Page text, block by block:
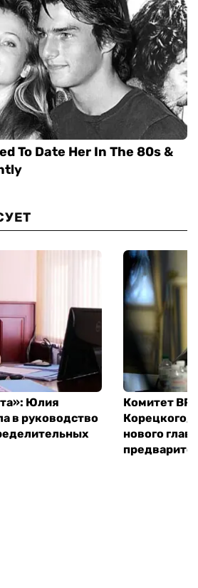
Юлия
в руководство
Комитет ВР
Корецкого,
нового